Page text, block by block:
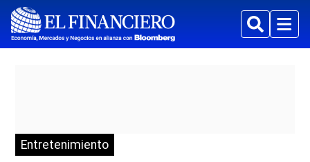
BuscarMenu
Entretenimiento